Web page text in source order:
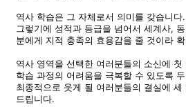
역사 학습은 그 자체로서 의미를 갖습니다.
그렇기에 성적과 등급을 넘어서 세계사,
분에게 지적 충족의 효용감을 줄 것이라
역사 영역을 선택한 여러분들의 소신에 첫
학습 과정의 어려움을 극복할 수 있도록
최종적으로 웃게 될 여러분들의 결실에
드립니다.